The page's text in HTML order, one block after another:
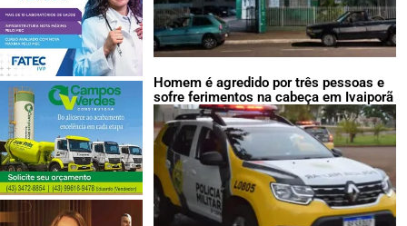
Homem é agredido por três pessoas e
sofre ferimentos na cabeça em Ivaiporã